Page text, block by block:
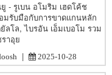
- รูเบน อโมริม เฮดโค้ช
มรับมือกับการขาดแกนหลัก
ลโล, ไบรอัน เอ็มเบอโม รวม
าอุย
| 2025-10-28